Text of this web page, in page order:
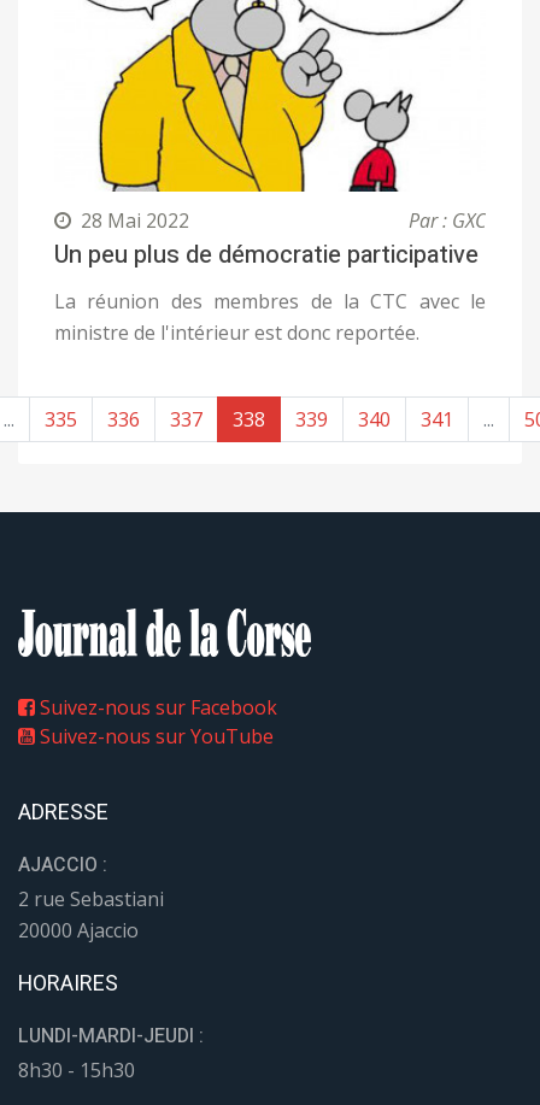
28 Mai 2022 Par : GXC
Un peu plus de démocratie participative
La réunion des membres de la CTC avec le
ministre de l'intérieur est donc reportée.
... 335 336 337 338 339 340 341 ...
Suivez-nous sur Facebook
Suivez-nous sur YouTube
ADRESSE
AJACCIO :
2 rue Sebastiani
20000 Ajaccio
HORAIRES
LUNDI-MARDI-JEUDI :
8h30 - 15h30